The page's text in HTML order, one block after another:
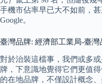
手機市佔率早已大不如前，
Google。
臺灣品牌: 經濟部工業局-臺
對於治裝這檔事，我們或多
牌，下意識地覺得它們更值
的在地品牌，不僅設計概念